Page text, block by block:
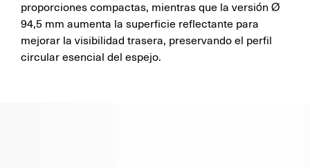
proporciones compactas, mientras que la versión Ø
94,5 mm aumenta la superficie reflectante para
mejorar la visibilidad trasera, preservando el perfil
circular esencial del espejo.